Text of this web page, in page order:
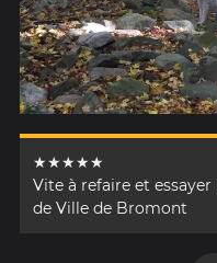
★★★★★
Vite à refaire et
de Ville de Bromont